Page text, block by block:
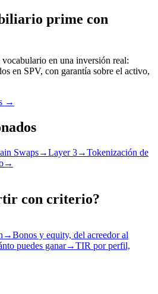
prime con
en una inversión real:
en SPV, con garantía sobre el activo,
→
Swaps→Layer 3→Tokenización de
→
con criterio?
→Bonos y equity, del acreedor al
puedes ganar→TIR por perfil,